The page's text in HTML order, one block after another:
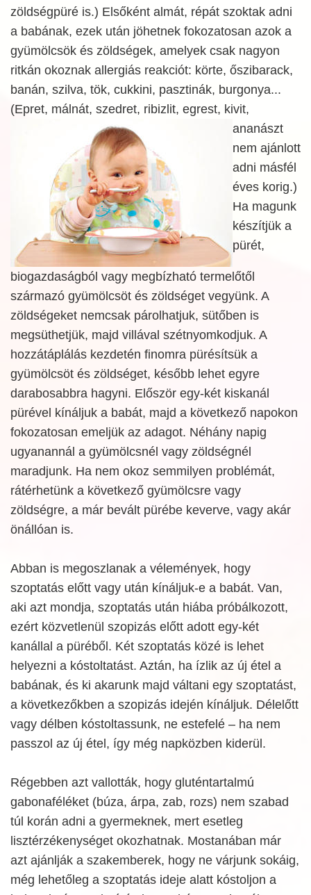
zöldségpüré is.) Elsőként almát, répát szoktak adni
a babának, ezek után jöhetnek fokozatosan azok a
gyümölcsök és zöldségek, amelyek csak nagyon
ritkán okoznak allergiás reakciót: körte, őszibarack,
banán, szilva, tök, cukkini, pasztinák, burgonya...
(Epret, málnát, szedret, ribizlit, egrest, kivit,
ananászt
nem ajánlott
adni másfél
éves korig.)
Ha magunk
készítjük a
pürét,
biogazdaságból vagy megbízható termelőtől
származó gyümölcsöt és zöldséget vegyünk. A
zöldségeket nemcsak párolhatjuk, sütőben is
megsüthetjük, majd villával szétnyomkodjuk. A
hozzátáplálás kezdetén finomra pürésítsük a
gyümölcsöt és zöldséget, később lehet egyre
darabosabbra hagyni. Először egy-két kiskanál
pürével kínáljuk a babát, majd a következő napokon
fokozatosan emeljük az adagot. Néhány napig
ugyanannál a gyümölcsnél vagy zöldségnél
maradjunk. Ha nem okoz semmilyen problémát,
rátérhetünk a következő gyümölcsre vagy
zöldségre, a már bevált pürébe keverve, vagy akár
önállóan is.
Abban is megoszlanak a vélemények, hogy
szoptatás előtt vagy után kínáljuk-e a babát. Van,
aki azt mondja, szoptatás után hiába próbálkozott,
ezért közvetlenül szopizás előtt adott egy-két
kanállal a püréből. Két szoptatás közé is lehet
helyezni a kóstoltatást. Aztán, ha ízlik az új étel a
babának, és ki akarunk majd váltani egy szoptatást,
a következőkben a szopizás idején kínáljuk. Délelőtt
vagy délben kóstoltassunk, ne estefelé – ha nem
passzol az új étel, így még napközben kiderül.
Régebben azt vallották, hogy gluténtartalmú
gabonaféléket (búza, árpa, zab, rozs) nem szabad
túl korán adni a gyermeknek, mert esetleg
lisztérzékenységet okozhatnak. Mostanában már
azt ajánlják a szakemberek, hogy ne várjunk sokáig,
még lehetőleg a szoptatás ideje alatt kóstoljon a